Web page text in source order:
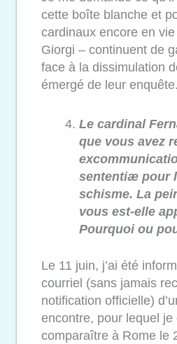
cette boîte blanche et
cardinaux encore en
Giorgi – continuent de
face à la dissimulation
émergé de leur enquête.
Le cardinal
que vous avez
sententiæ pour
schisme. La
vous est-elle
Pourquoi ou
Le 11 juin, j’ai été
courriel (sans jamais
notification officielle)
encontre, pour lequel je
comparaître à Rome le